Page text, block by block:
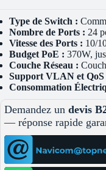
Type de Switch :
Nombre de Ports : 24
Vitesse des Ports : 10/
Budget PoE : 370W,
Couche Réseau :
Support VLAN et QoS
Consommation
Demandez un devis
— réponse rapide